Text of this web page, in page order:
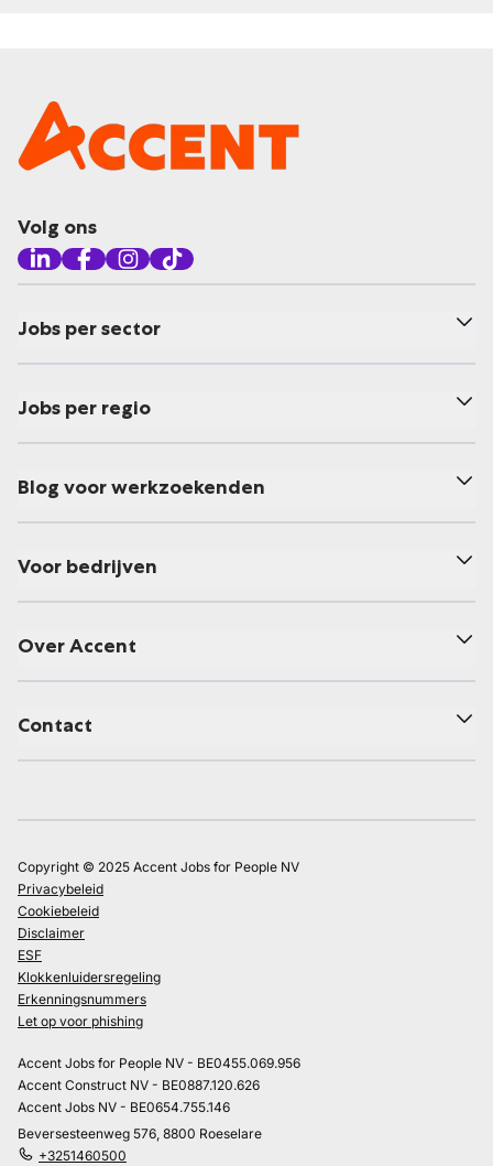
Volg ons
Jobs per sector
Jobs per regio
Blog voor werkzoekenden
Voor bedrijven
Over Accent
Contact
Copyright © 2025 Accent Jobs for People NV
Privacybeleid
Cookiebeleid
Disclaimer
ESF
Klokkenluidersregeling
Erkenningsnummers
Let op voor phishing
Accent Jobs for People NV - BE0455.069.956
Accent Construct NV - BE0887.120.626
Accent Jobs NV - BE0654.755.146
Beversesteenweg 576, 8800 Roeselare
+3251460500